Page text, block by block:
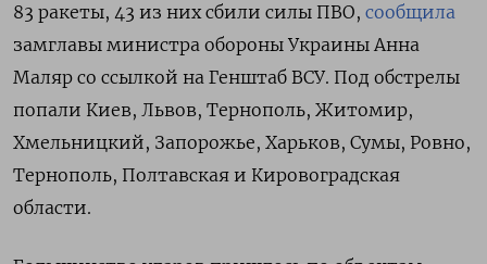
83 ракеты, 43 из них сбили силы ПВО, сообщила
замглавы министра обороны Украины Анна
Маляр со ссылкой на Генштаб ВСУ. Под обстрелы
попали Киев, Львов, Тернополь, Житомир,
Хмельницкий, Запорожье, Харьков, Сумы, Ровно,
Тернополь, Полтавская и Кировоградская
области.